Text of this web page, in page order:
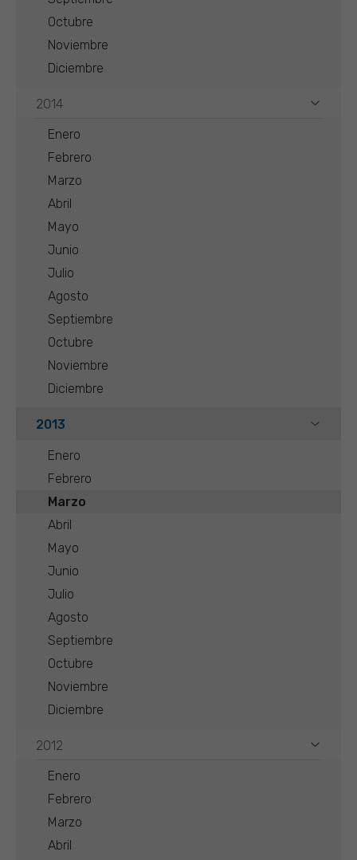
Octubre
Noviembre
Diciembre
2014
Enero
Febrero
Marzo
Abril
Mayo
Junio
Julio
Agosto
Septiembre
Octubre
Noviembre
Diciembre
2013
Enero
Febrero
Marzo
Abril
Mayo
Junio
Julio
Agosto
Septiembre
Octubre
Noviembre
Diciembre
2012
Enero
Febrero
Marzo
Abril